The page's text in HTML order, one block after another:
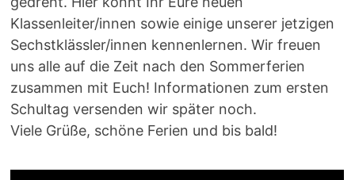
Klassenleiter/innen sowie einige unserer jetzigen
Sechstklässler/innen kennenlernen. Wir freuen
uns alle auf die Zeit nach den Sommerferien
zusammen mit Euch! Informationen zum ersten
Schultag versenden wir später noch.
Viele Grüße, schöne Ferien und bis bald!